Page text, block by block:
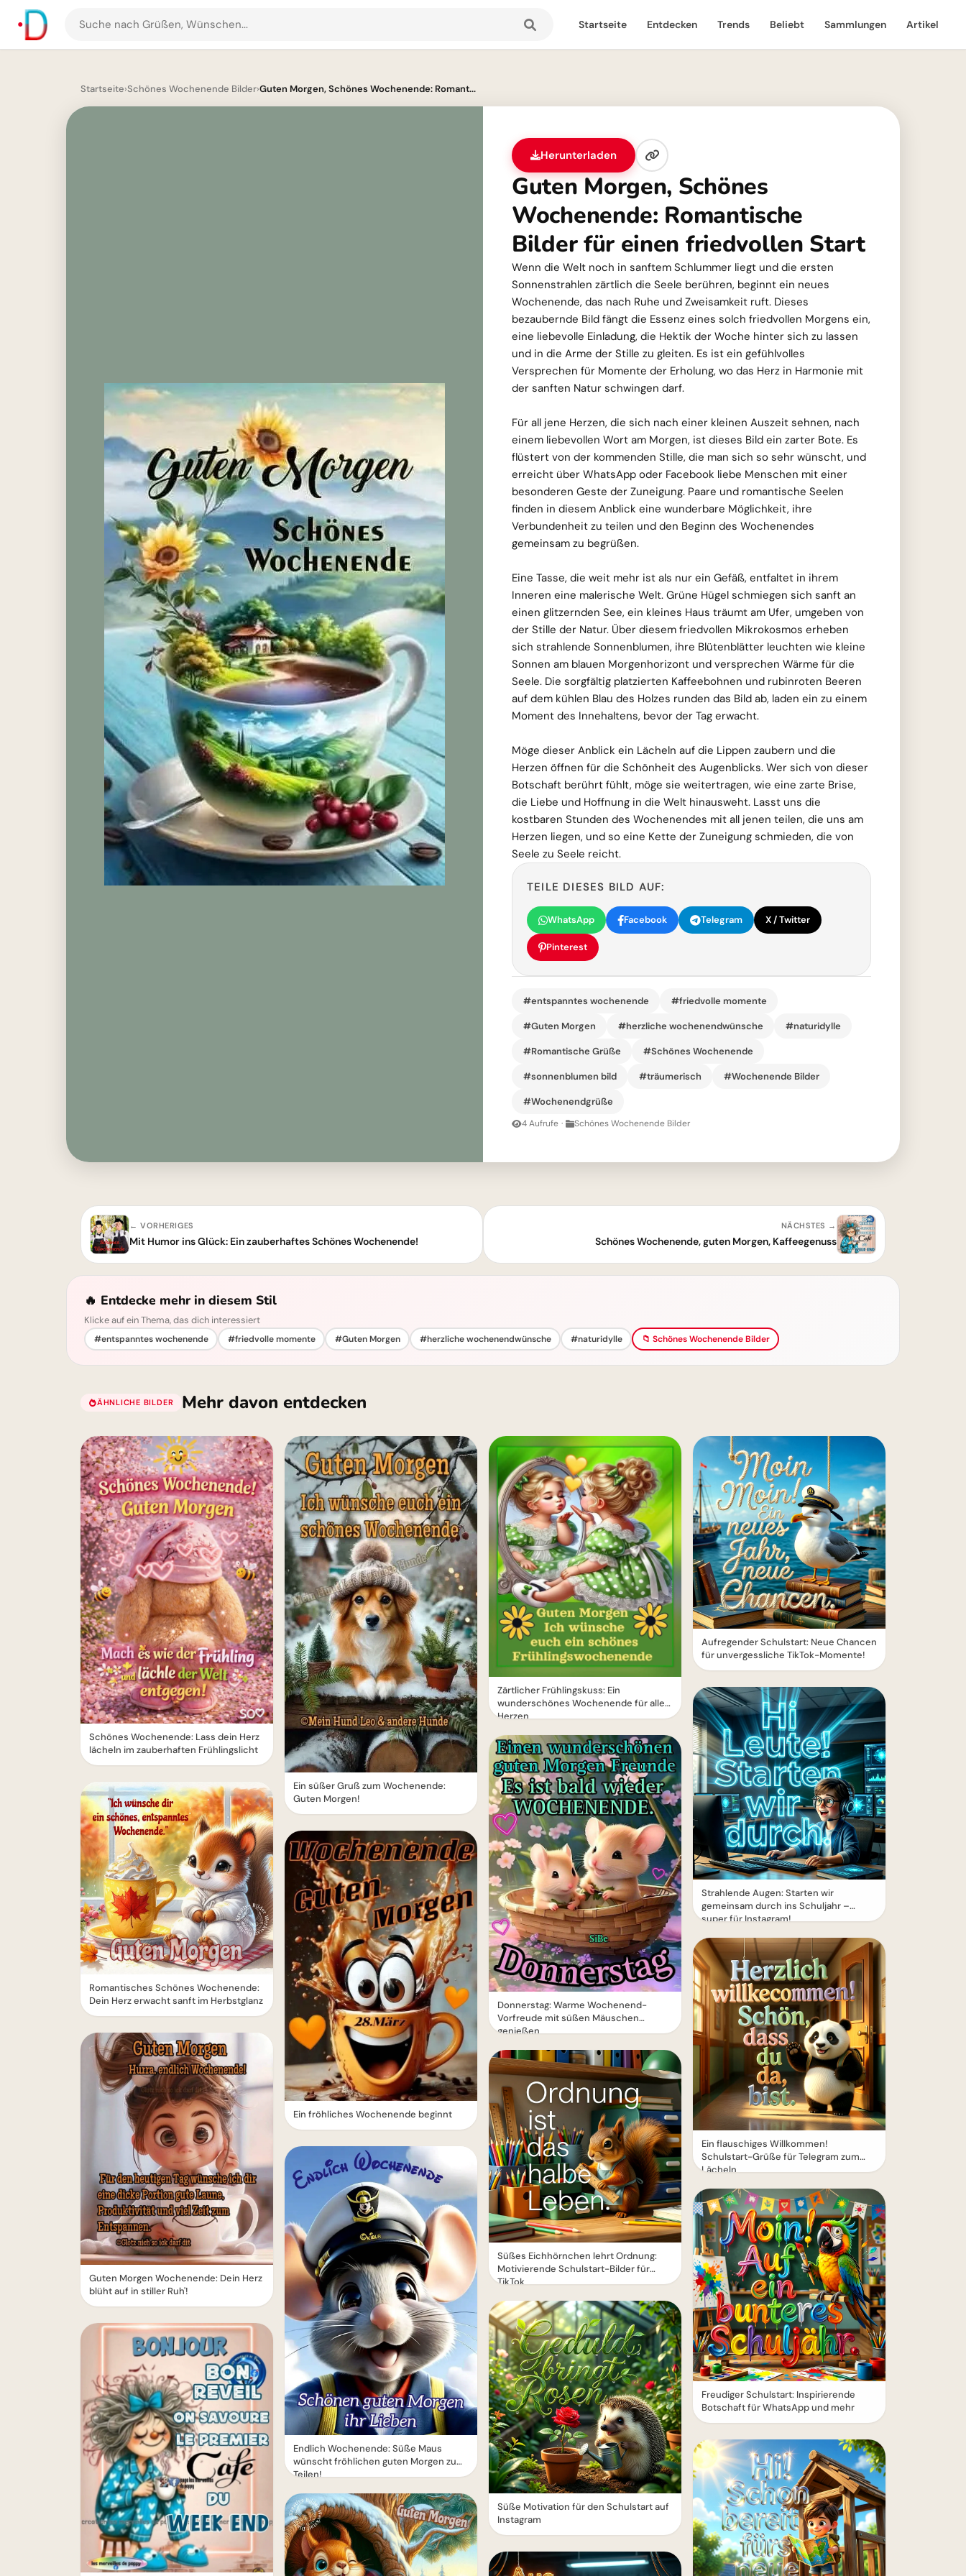
Suche
nach
und
Startseite Entdecken Trends Beliebt Sammlungen Artikel
Startseite›Schönes Wochenende Bilder›Guten Morgen, Schönes Wochenende: Romant...
Herunterladen
Guten Morgen, Schönes
Wochenende: Romantische
Bilder für einen friedvollen Start
Wenn die Welt noch in sanftem Schlummer liegt und die ersten
Sonnenstrahlen zärtlich die Seele berühren, beginnt ein neues
Wochenende, das nach Ruhe und Zweisamkeit ruft. Dieses
bezaubernde Bild fängt die Essenz eines solch friedvollen Morgens ein,
eine liebevolle Einladung, die Hektik der Woche hinter sich zu lassen
und in die Arme der Stille zu gleiten. Es ist ein gefühlvolles
Versprechen für Momente der Erholung, wo das Herz in Harmonie mit
der sanften Natur schwingen darf.
Für all jene Herzen, die sich nach einer kleinen Auszeit sehnen, nach
einem liebevollen Wort am Morgen, ist dieses Bild ein zarter Bote. Es
flüstert von der kommenden Stille, die man sich so sehr wünscht, und
erreicht über WhatsApp oder Facebook liebe Menschen mit einer
besonderen Geste der Zuneigung. Paare und romantische Seelen
finden in diesem Anblick eine wunderbare Möglichkeit, ihre
Verbundenheit zu teilen und den Beginn des Wochenendes
gemeinsam zu begrüßen.
Eine Tasse, die weit mehr ist als nur ein Gefäß, entfaltet in ihrem
Inneren eine malerische Welt. Grüne Hügel schmiegen sich sanft an
einen glitzernden See, ein kleines Haus träumt am Ufer, umgeben von
der Stille der Natur. Über diesem friedvollen Mikrokosmos erheben
sich strahlende Sonnenblumen, ihre Blütenblätter leuchten wie kleine
Sonnen am blauen Morgenhorizont und versprechen Wärme für die
Seele. Die sorgfältig platzierten Kaffeebohnen und rubinroten Beeren
auf dem kühlen Blau des Holzes runden das Bild ab, laden ein zu einem
Moment des Innehaltens, bevor der Tag erwacht.
Möge dieser Anblick ein Lächeln auf die Lippen zaubern und die
Herzen öffnen für die Schönheit des Augenblicks. Wer sich von dieser
Botschaft berührt fühlt, möge sie weitertragen, wie eine zarte Brise,
die Liebe und Hoffnung in die Welt hinausweht. Lasst uns die
kostbaren Stunden des Wochenendes mit all jenen teilen, die uns am
Herzen liegen, und so eine Kette der Zuneigung schmieden, die von
Seele zu Seele reicht.
TEILE DIESES BILD AUF:
WhatsApp Facebook Telegram X / Twitter
Pinterest
#entspanntes wochenende #friedvolle momente
#Guten Morgen #herzliche wochenendwünsche #naturidylle
#Romantische Grüße #Schönes Wochenende
#sonnenblumen bild #träumerisch #Wochenende Bilder
#Wochenendgrüße
4 Aufrufe · Schönes Wochenende Bilder
← VORHERIGES
Mit Humor ins Glück: Ein zauberhaftes Schönes Wochenende!
NÄCHSTES →
Schönes Wochenende, guten Morgen, Kaffeegenuss
🔥 Entdecke mehr in diesem Stil
Klicke auf ein Thema, das dich interessiert
#entspanntes wochenende #friedvolle momente #Guten Morgen #herzliche wochenendwünsche #naturidylle 📁 Schönes Wochenende Bilder
ÄHNLICHE BILDER Mehr davon entdecken
Schönes Wochenende: Lass dein Herz
lächeln im zauberhaften Frühlingslicht
Romantisches Schönes Wochenende:
Dein Herz erwacht sanft im Herbstglanz
Guten Morgen Wochenende: Dein Herz
blüht auf in stiller Ruh'!
Ein süßer Gruß zum Wochenende:
Guten Morgen!
Ein fröhliches Wochenende beginnt
Endlich Wochenende: Süße Maus
wünscht fröhlichen guten Morgen zum
Teilen!
Zärtlicher Frühlingskuss: Ein
wunderschönes Wochenende für alle
Herzen
Donnerstag: Warme Wochenend-
Vorfreude mit süßen Mäuschen
genießen
Süßes Eichhörnchen lehrt Ordnung:
Motivierende Schulstart-Bilder für
TikTok
Süße Motivation für den Schulstart auf
Instagram
Aufregender Schulstart: Neue Chancen
für unvergessliche TikTok-Momente!
Strahlende Augen: Starten wir
gemeinsam durch ins Schuljahr –
super für Instagram!
Ein flauschiges Willkommen!
Schulstart-Grüße für Telegram zum
Lächeln
Freudiger Schulstart: Inspirierende
Botschaft für WhatsApp und mehr